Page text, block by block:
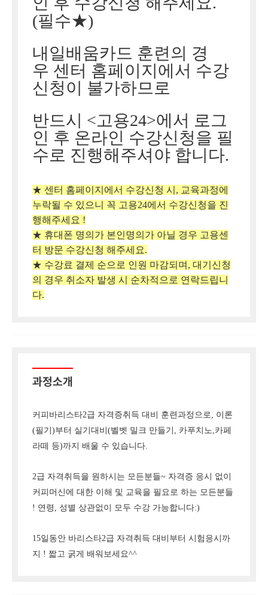
(필수★)
내일배움카드 훈련의 경
우 센터 홈페이지에서 수강
신청이 불가하므로
반드시 <고용24>에서 로그
인 후 온라인 수강신청을 필
수로 진행해주셔야 합니다.
★ 센터 홈페이지에서 수강신청 시, 교육과정에
누락될 수 있으니 꼭 고용24에서 수강신청을 진
행해주세요 !
★ 휴대폰 명의가 본인명의가 아닐 경우 고용센
터 방문 수강신청 해주세요.
★ 수강료 결제 순으로 인원 마감되며, 대기신청
의 경우 취소자 발생 시 순차적으로 연락드립니
다.
과정소개
커피바리스타2급 자격증취득 대비 훈련과정으로, 이론
(필기)부터 실기대비(벨벳 밀크 만들기, 카푸치노,카페
라떼 등)까지 배울 수 있습니다.
2급 자격취득을 원하시는 모든분들~ 자격증 응시 없이
커피머신에 대한 이해 및 교육을 필요로 하는 모든분들
! 연령, 성별 상관없이 모두 수강 가능합니다:)
15일동안 바리스타2급 자격취득 대비부터 시험응시까
지 ! 짧고 굵게 배워보세요^^